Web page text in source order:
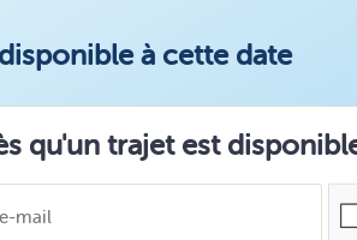
à cette date
qu'un trajet est